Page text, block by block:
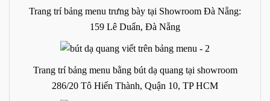
Trang trí bảng menu trưng bày tại Showroom Đà Nẵng:
159 Lê Duẩn, Đà Nẵng
Trang trí bảng menu bằng bút dạ quang tại showroom
286/20 Tô Hiến Thành, Quận 10, TP HCM